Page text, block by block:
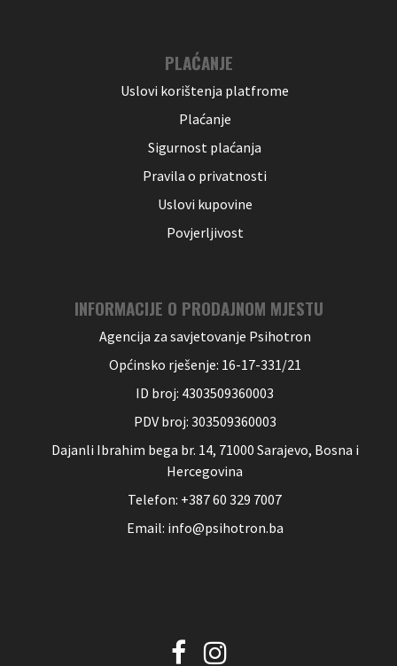
PLAĆANJE
Uslovi korištenja platfrome
Plaćanje
Sigurnost plaćanja
Pravila o privatnosti
Uslovi kupovine
Povjerljivost
INFORMACIJE O PRODAJNOM MJESTU
Agencija za savjetovanje Psihotron
Općinsko rješenje: 16-17-331/21
ID broj: 4303509360003
PDV broj: 303509360003
Dajanli Ibrahim bega br. 14, 71000 Sarajevo, Bosna i
Hercegovina
Telefon: +387 60 329 7007
Email: info@psihotron.ba